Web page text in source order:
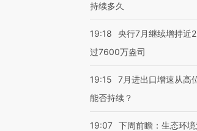
持续多久
19:18
央行7月继续增持近
过7600万盎司
19:15
7月进出口增速从高
能否持续？
19:07 下周前瞻：生态环